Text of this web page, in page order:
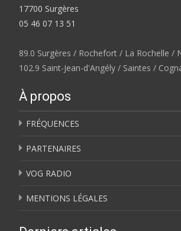
17700 Surgères
05 46 07 13 51
89.0 Surgères / Rochefort / La Rochelle /
102.9 Saint-Jean-d'Angély / Saintes /
À propos
FRÉQUENCES
PARTENAIRES
VOG RADIO
MENTIONS LÉGALES